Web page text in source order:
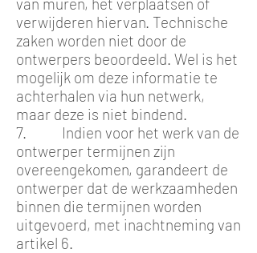
verwijderen hiervan. Technische
zaken worden niet door de
ontwerpers beoordeeld. Wel is het
mogelijk om deze informatie te
achterhalen via hun netwerk,
maar deze is niet bindend.
7. Indien voor het werk van de
ontwerper termijnen zijn
overeengekomen, garandeert de
ontwerper dat de werkzaamheden
binnen die termijnen worden
uitgevoerd, met inachtneming van
artikel 6.